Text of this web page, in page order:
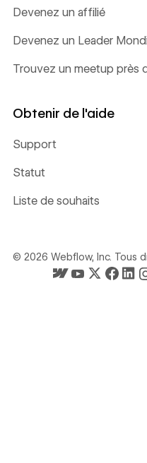
Devenez un affilié
Devenez un Leader
Trouvez un meetup près
Obtenir de l'aide
Support
Statut
Liste de souhaits
© 2026 Webflow, Inc. Tous